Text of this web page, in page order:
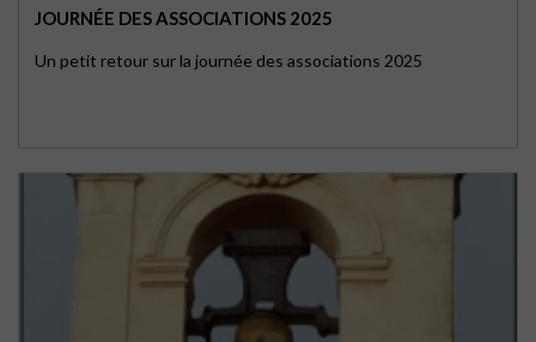
JOURNÉE DES ASSOCIATIONS 2025
Un petit retour sur la journée des associations 2025